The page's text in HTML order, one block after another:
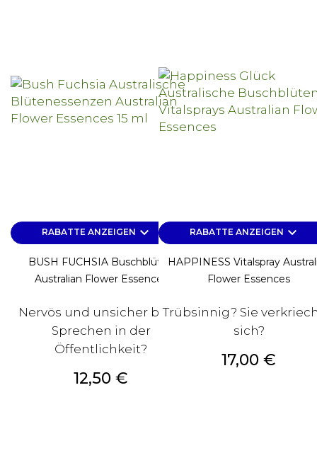
RABATTE ANZEIGEN keyboard_arrow_down
BUSH FUCHSIA Buschblüten
Australian Flower Essences
Nervös und unsicher beim
Sprechen in der
Öffentlichkeit?
Preis
12,50 €
RABATTE ANZEIGEN keyboard_arrow_down
HAPPINESS Vitalspray
Flower Essences
Trübsinnig? Sie
sich?
Preis
17,00 €